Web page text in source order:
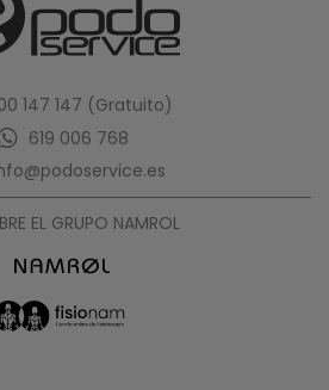
147 147 (Gratuito)
619 006 768
EL GRUPO NAMROL